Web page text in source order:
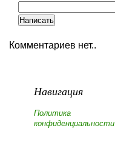
Комментариев нет..
Навигация
Политика
конфиденциальности